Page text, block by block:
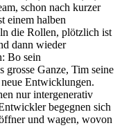
schon nach kurzer
einem halben
die Rollen, plötzlich ist
dann wieder
Bo sein
grosse Ganze, Tim seine
Entwicklungen.
nur intergenerativ
begegnen sich
und wagen, wovon